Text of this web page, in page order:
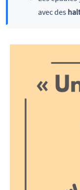
avec des